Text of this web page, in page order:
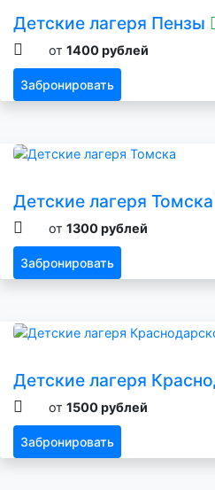
Детские лагеря Пензы
от 1400 рублей
Забронировать
Детские лагеря Томска
от 1300 рублей
Забронировать
Детские лагеря
от 1500 рублей
Забронировать